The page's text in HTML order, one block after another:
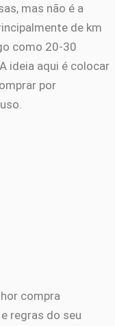
mas não é a
de km
como 20-30
ideia aqui é colocar
por
compra
regras do seu